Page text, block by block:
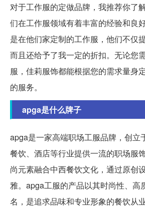
对于工作服的定做品牌，我推荐你了
们在工作服领域有着丰富的经验和良
是在他们家定制的工作服，他们不仅
而且还给予了我一定的折扣。无论您
服，佳莉服饰都能根据您的需求量身
的服务。
apga是什么牌子
apga是一家高端职场工服品牌，创立
餐饮、酒店等行业提供一流的职场服
尚元素融合中西餐饮文化，通过原创
雅。apga工服的产品以其时尚性、高
名，是追求品味和专业形象的餐饮从